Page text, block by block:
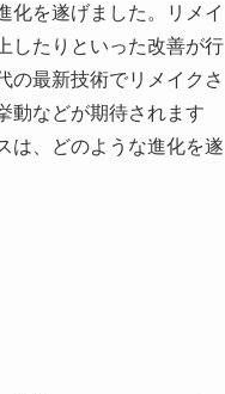
化を遂げました。リメイ
したりといった改善が行
の最新技術でリメイクさ
動などが期待されます
は、どのような進化を遂